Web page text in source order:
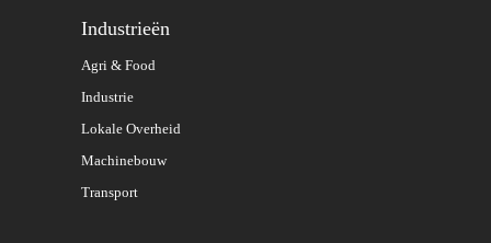
Industrieën
Agri & Food
Industrie
Lokale Overheid
Machinebouw
Transport